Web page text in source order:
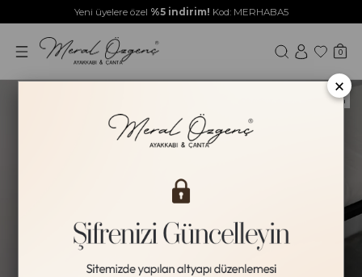
Yeni üyelere özel %5 indirim! Kod: MERHABA5
0
Yeni Ürün
×